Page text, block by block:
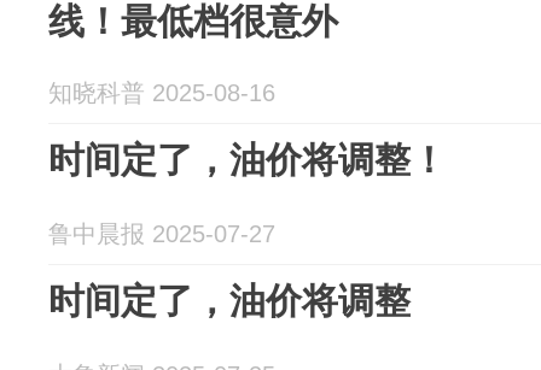
线！最低档很意外
知晓科普 2025-08-16
时间定了，油价将调整！
鲁中晨报 2025-07-27
时间定了，油价将调整